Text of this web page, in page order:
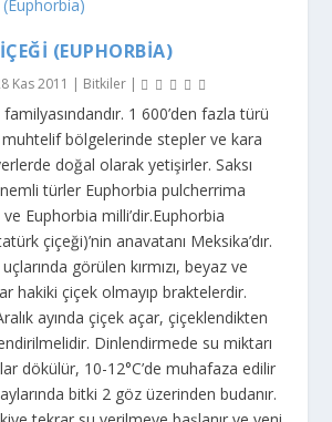
(EUPHORBIA)
Kas 2011 | Bitkiler |
1 600’den fazla türü
muhtelif bölgelerinde stepler ve kara
doğal olarak yetişirler. Saksı
türler Euphorbia pulcherrima
Euphorbia milli’dir.Euphorbia
çiçeği)’nin anavatanı Meksika’dır.
görülen kırmızı, beyaz ve
hakiki çiçek olmayıp braktelerdir.
ayında çiçek açar, çiçeklendikten
Dinlendirmede su miktarı
dökülür, 10-12°C’de muhafaza edilir
bitki 2 göz üzerinden budanır.